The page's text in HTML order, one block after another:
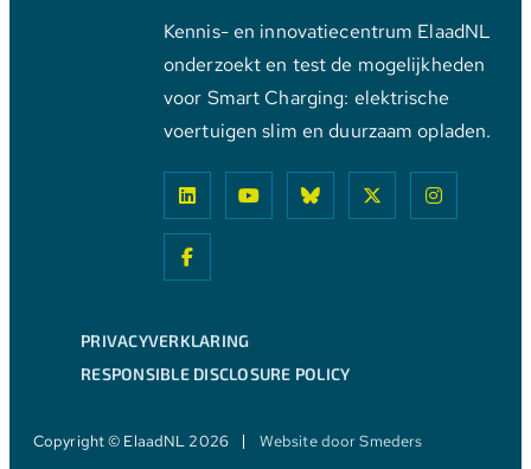
Kennis- en innovatiecentrum ElaadNL
onderzoekt en test de mogelijkheden
voor Smart Charging: elektrische
voertuigen slim en duurzaam opladen.
PRIVACYVERKLARING
RESPONSIBLE DISCLOSURE POLICY
Copyright © ElaadNL 2026 Website door Smeders